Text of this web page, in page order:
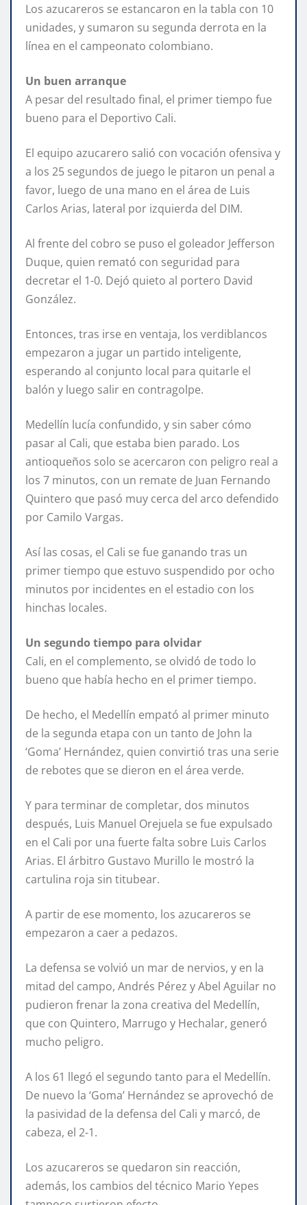
Los azucareros se estancaron en la tabla con 10
unidades, y sumaron su segunda derrota en la
línea en el campeonato colombiano.
Un buen arranque
A pesar del resultado final, el primer tiempo fue
bueno para el Deportivo Cali.
El equipo azucarero salió con vocación ofensiva y
a los 25 segundos de juego le pitaron un penal a
favor, luego de una mano en el área de Luis
Carlos Arias, lateral por izquierda del DIM.
Al frente del cobro se puso el goleador Jefferson
Duque, quien remató con seguridad para
decretar el 1-0. Dejó quieto al portero David
González.
Entonces, tras irse en ventaja, los verdiblancos
empezaron a jugar un partido inteligente,
esperando al conjunto local para quitarle el
balón y luego salir en contragolpe.
Medellín lucía confundido, y sin saber cómo
pasar al Cali, que estaba bien parado. Los
antioqueños solo se acercaron con peligro real a
los 7 minutos, con un remate de Juan Fernando
Quintero que pasó muy cerca del arco defendido
por Camilo Vargas.
Así las cosas, el Cali se fue ganando tras un
primer tiempo que estuvo suspendido por ocho
minutos por incidentes en el estadio con los
hinchas locales.
Un segundo tiempo para olvidar
Cali, en el complemento, se olvidó de todo lo
bueno que había hecho en el primer tiempo.
De hecho, el Medellín empató al primer minuto
de la segunda etapa con un tanto de John la
‘Goma’ Hernández, quien convirtió tras una serie
de rebotes que se dieron en el área verde.
Y para terminar de completar, dos minutos
después, Luis Manuel Orejuela se fue expulsado
en el Cali por una fuerte falta sobre Luis Carlos
Arias. El árbitro Gustavo Murillo le mostró la
cartulina roja sin titubear.
A partir de ese momento, los azucareros se
empezaron a caer a pedazos.
La defensa se volvió un mar de nervios, y en la
mitad del campo, Andrés Pérez y Abel Aguilar no
pudieron frenar la zona creativa del Medellín,
que con Quintero, Marrugo y Hechalar, generó
mucho peligro.
A los 61 llegó el segundo tanto para el Medellín.
De nuevo la ‘Goma’ Hernández se aprovechó de
la pasividad de la defensa del Cali y marcó, de
cabeza, el 2-1.
Los azucareros se quedaron sin reacción,
además, los cambios del técnico Mario Yepes